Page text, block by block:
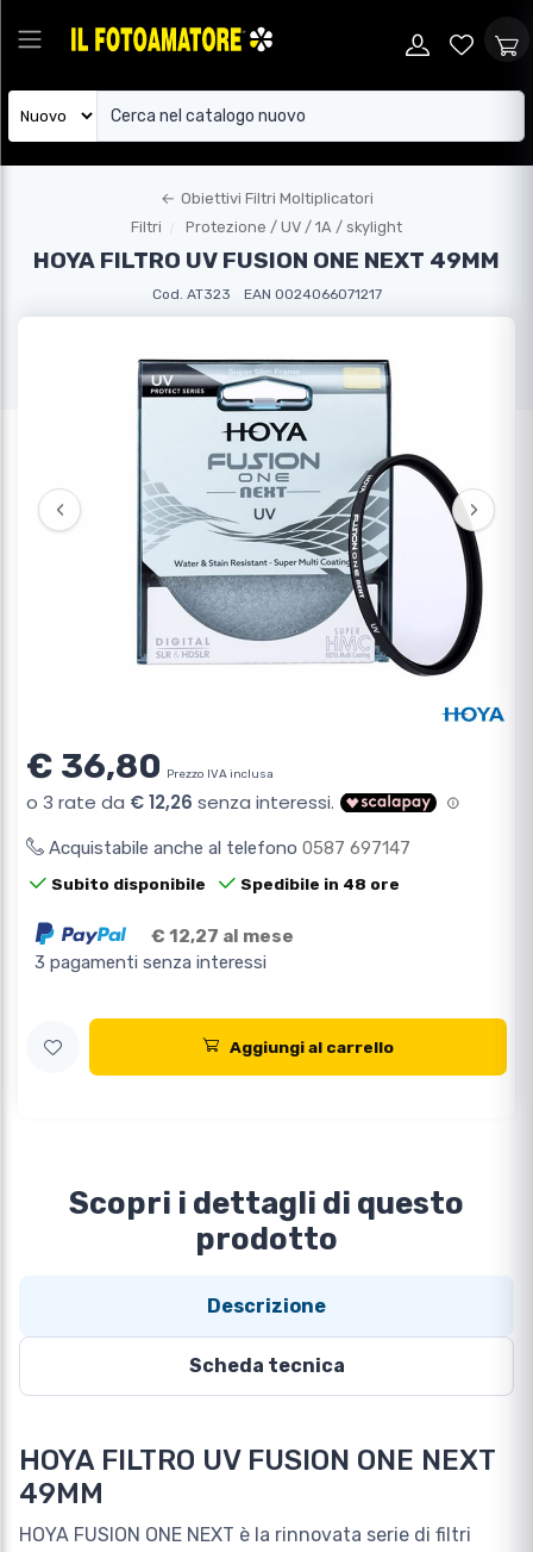
← Obiettivi Filtri Moltiplicatori
Filtri
Protezione / UV / 1A / skylight
HOYA FILTRO UV FUSION ONE NEXT 49MM
Cod. AT323 EAN 0024066071217
‹ ›
€ 36,80 Prezzo IVA inclusa
Acquistabile anche al telefono 0587 697147
Subito disponibile Spedibile in 48 ore
€ 12,27 al mese
3 pagamenti senza interessi
Aggiungi al carrello
Scopri i dettagli di questo
prodotto
Descrizione
Scheda tecnica
HOYA FILTRO UV FUSION ONE NEXT
49MM
HOYA FUSION ONE NEXT è la rinnovata serie di filtri